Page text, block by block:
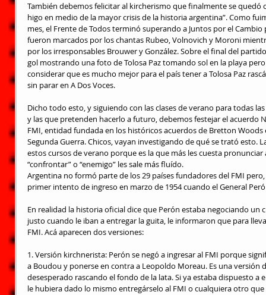
También debemos felicitar al kircherismo que finalmente se quedó
higo en medio de la mayor crisis de la historia argentina”. Como
mes, el Frente de Todos terminó superando a Juntos por el
fueron marcados por los chantas Rubeo, Volnovich y Moroni
por los irresponsables Brouwer y González. Sobre el final del
gol mostrando una foto de Tolosa Paz tomando sol en la playa
considerar que es mucho mejor para el país tener a Tolosa Paz
sin parar en A Dos Voces.
Dicho todo esto, y siguiendo con las clases de verano para todas
y las que pretenden hacerlo a futuro, debemos festejar el acuerdo
FMI, entidad fundada en los históricos acuerdos de Bretton
Segunda Guerra. Chicos, vayan investigando de qué se trató esto.
estos cursos de verano porque es la que más les cuesta pronunciar
“confrontar” o “enemigo” les sale más fluído.
Argentina no formó parte de los 29 países fundadores del FMI
primer intento de ingreso en marzo de 1954 cuando el General
En realidad la historia oficial dice que Perón estaba negociando
justo cuando le iban a entregar la guita, le informaron que para
FMI. Acá aparecen dos versiones:
1. Versión kirchnerista: Perón se negó a ingresar al FMI porque
a Boudou y ponerse en contra a Leopoldo Moreau. Es una versión
desesperado rascando el fondo de la lata. Si ya estaba dispuesto
le hubiera dado lo mismo entregárselo al FMI o cualquiera otro